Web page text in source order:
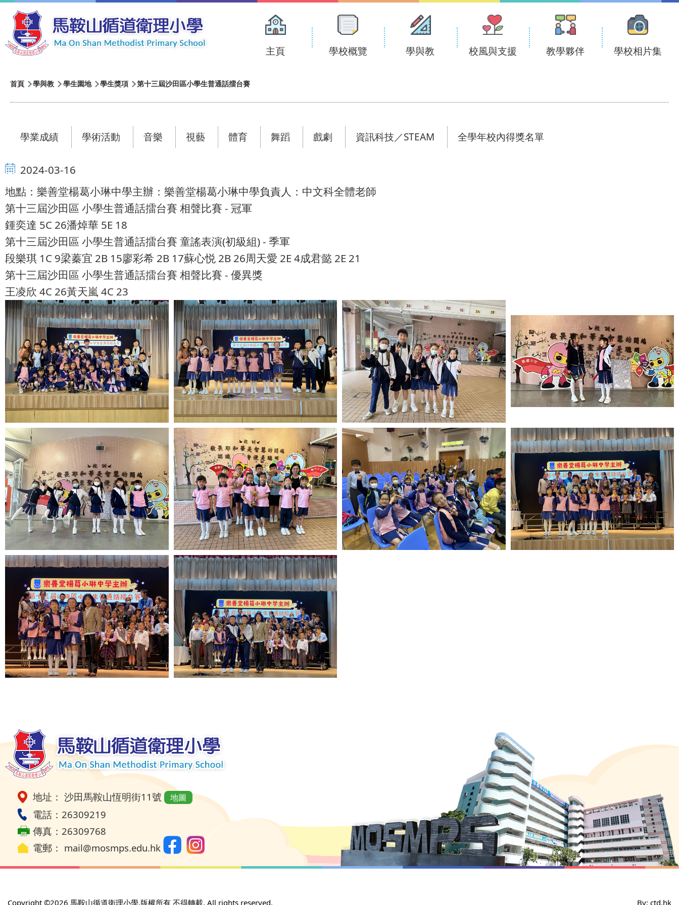
移至主內容
Main
navigation
主頁 學校概覽 學與教 校風與支援 教學夥伴 學校相片集
導
航
結
首頁 學與教 學生園地 學生獎項 第十三屆沙田區小學生普通話擂台賽
學業成績 學術活動 音樂 視藝 體育 舞蹈 戲劇 資訊科技／STEAM 全學年校內得獎名單
2024-03-16
地點：樂善堂楊葛小琳中學主辦：樂善堂楊葛小琳中學負責人：中文科全體老師
第十三屆沙田區 小學生普通話擂台賽 相聲比賽 - 冠軍
鍾奕達 5C 26潘焯華 5E 18
第十三屆沙田區 小學生普通話擂台賽 童謠表演(初級組) - 季軍
段樂琪 1C 9梁蓁宜 2B 15廖彩希 2B 17蘇心悦 2B 26周天愛 2E 4成君懿 2E 21
第十三屆沙田區 小學生普通話擂台賽 相聲比賽 - 優異獎
王凌欣 4C 26黃天嵐 4C 23
地址： 沙田馬鞍山恆明街11號 地圖
電話：26309219
傳真：26309768
電郵： mail@mosmps.edu.hk
Copyright ©2026 馬鞍山循道衛理小學.版權所有 不得轉載. All rights reserved. By: ctd.hk